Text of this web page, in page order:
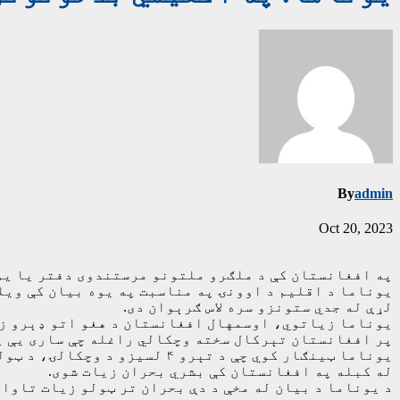
Byadmin
Oct 20, 2023
په افغانستان کې د ملګرو ملتونو مرستندوی دفتر یا
یوناما د اقلیم د اوونۍ په مناسبت په یوه بیان کې
لړې له جدي ستونزو سره لاس ګرېوان دی.
یوناما زیاتوي، اوسمهال افغانستان د هغو اتو
پر افغانستان تېرکال سخته وچکالي راغله چې ساری
یوناما ټینګار کوي چې د
له کبله په افغانستان کې بشري بحران زیات شوی.
د یوناما د بیان له مخې د دې بحران تر ټولو زیات